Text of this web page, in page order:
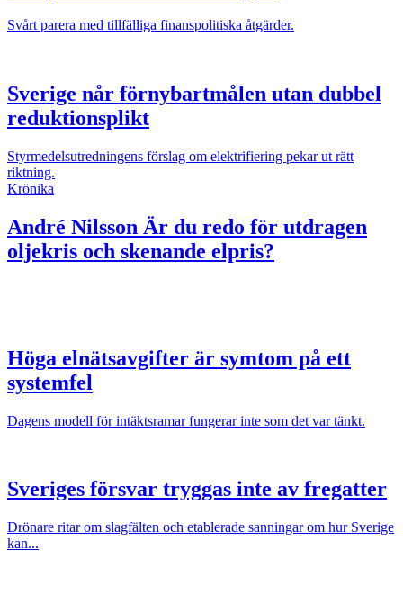
Svårt parera med tillfälliga finanspolitiska åtgärder.
Sverige når förnybartmålen utan dubbel
reduktionsplikt
Styrmedelsutredningens förslag om elektrifiering pekar ut rätt
riktning.
Krönika
André Nilsson Är du redo för utdragen
oljekris och skenande elpris?
Höga elnätsavgifter är symtom på ett
systemfel
Dagens modell för intäktsramar fungerar inte som det var tänkt.
Sveriges försvar tryggas inte av fregatter
Drönare ritar om slagfälten och etablerade sanningar om hur Sverige
kan...